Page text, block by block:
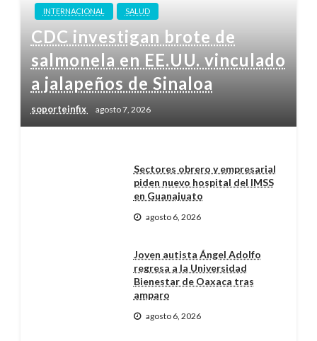
INTERNACIONAL SALUD
CDC investigan brote de
salmonela en EE.UU. vinculado
a jalapeños de Sinaloa
soporteinfix agosto 7, 2026
Sectores obrero y empresarial
piden nuevo hospital del IMSS
en Guanajuato
agosto 6, 2026
Joven autista Ángel Adolfo
regresa a la Universidad
Bienestar de Oaxaca tras
amparo
agosto 6, 2026